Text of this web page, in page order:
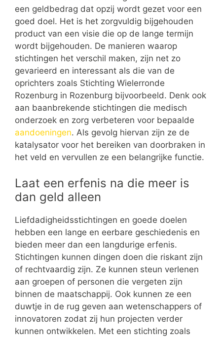
een geldbedrag dat opzij wordt gezet voor een
goed doel. Het is het zorgvuldig bijgehouden
product van een visie die op de lange termijn
wordt bijgehouden. De manieren waarop
stichtingen het verschil maken, zijn net zo
gevarieerd en interessant als die van de
oprichters zoals Stichting Wielerronde
Rozenburg in Rozenburg bijvoorbeeld. Denk ook
aan baanbrekende stichtingen die medisch
onderzoek en zorg verbeteren voor bepaalde
aandoeningen. Als gevolg hiervan zijn ze de
katalysator voor het bereiken van doorbraken in
het veld en vervullen ze een belangrijke functie.
Laat een erfenis na die meer is
dan geld alleen
Liefdadigheidsstichtingen en goede doelen
hebben een lange en eerbare geschiedenis en
bieden meer dan een langdurige erfenis.
Stichtingen kunnen dingen doen die riskant zijn
of rechtvaardig zijn. Ze kunnen steun verlenen
aan groepen of personen die vergeten zijn
binnen de maatschappij. Ook kunnen ze een
duwtje in de rug geven aan wetenschappers of
innovatoren zodat zij hun projecten verder
kunnen ontwikkelen. Met een stichting zoals